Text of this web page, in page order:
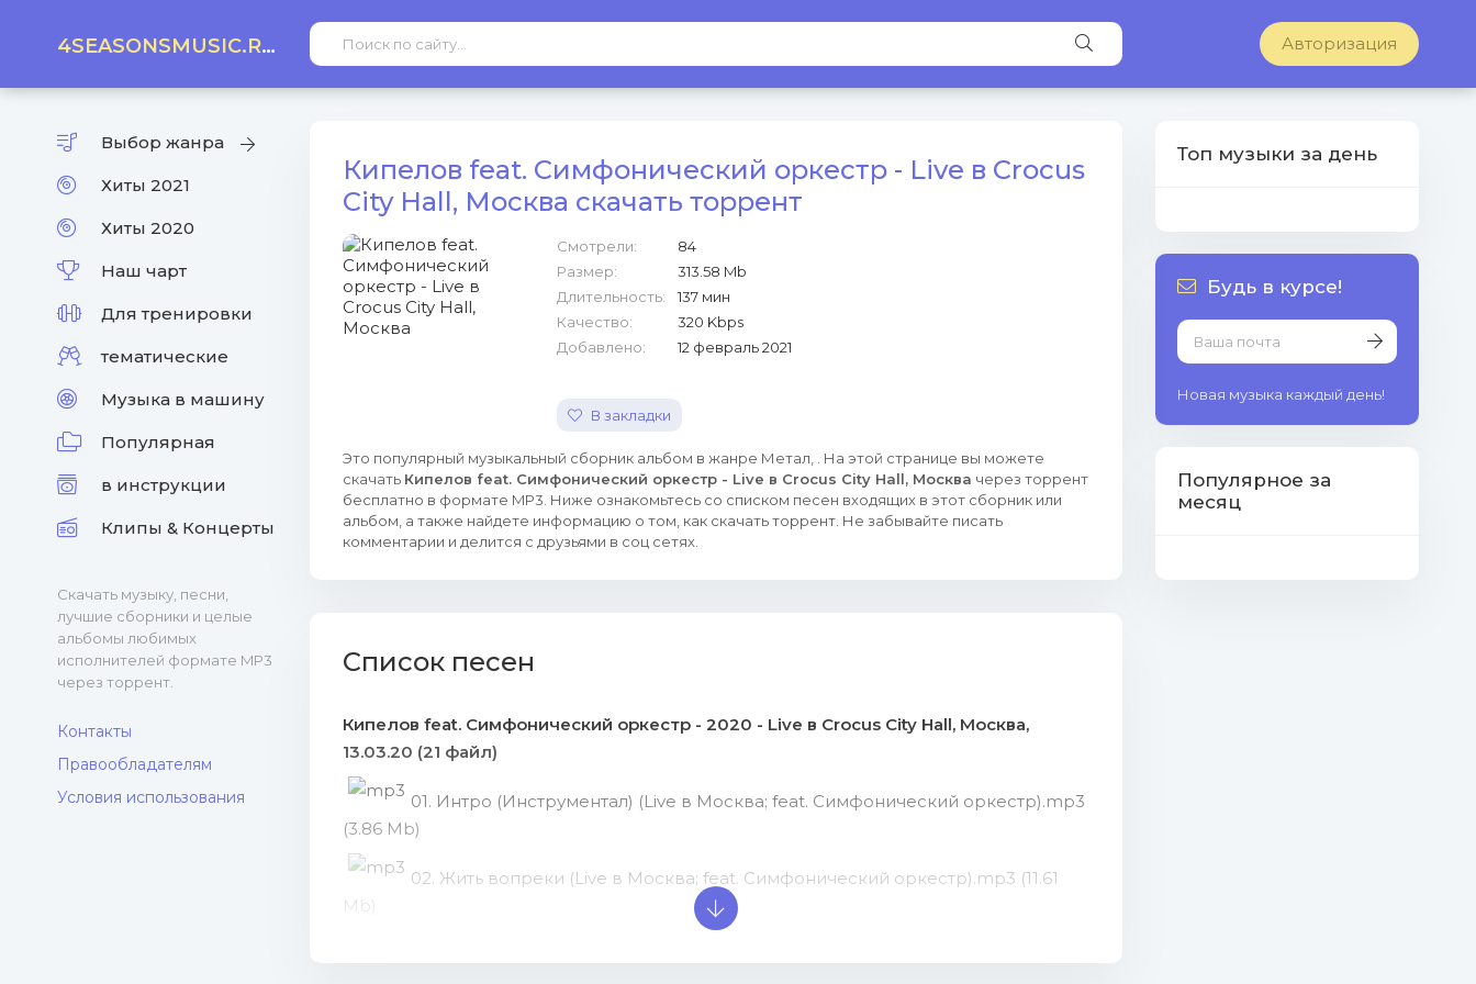
4SEASONSMUSIC.RU Авторизация
Выбор жанра
Хиты 2021
Хиты 2020
Наш чарт
Для тренировки
тематические
Музыка в машину
Популярная
в инструкции
Клипы & Концерты
Скачать музыку, песни,
лучшие сборники и целые
альбомы любимых
исполнителей формате MP3
через торрент.
Контакты
Правообладателям
Условия использования
Кипелов feat. Симфонический оркестр - Live в Crocus
City Hall, Москва скачать торрент
Смотрели:
84
Размер:
313.58 Mb
Длительность:
137 мин
Качество:
320 Kbps
Добавлено:
12 февраль 2021
В закладки
Это популярный музыкальный сборник альбом в жанре Метал, . На этой странице вы можете
скачать Кипелов feat. Симфонический оркестр - Live в Crocus City Hall, Москва через торрент
бесплатно в формате MP3. Ниже ознакомьтесь со списком песен входящих в этот сборник или
альбом, а также найдете информацию о том, как скачать торрент. Не забывайте писать
комментарии и делится с друзьями в соц сетях.
Список песен
Кипелов feat. Симфонический оркестр - 2020 - Live в Crocus City Hall, Москва,
13.03.20 (21 файл)
01. Интро (Инструментал) (Live в Москва; feat. Симфонический оркестр).mp3
(3.86 Mb)
02. Жить вопреки (Live в Москва; feat. Симфонический оркестр).mp3 (11.61
Mb)
Топ музыки за день
Будь в курсе!
Новая музыка каждый день!
Популярное за
месяц